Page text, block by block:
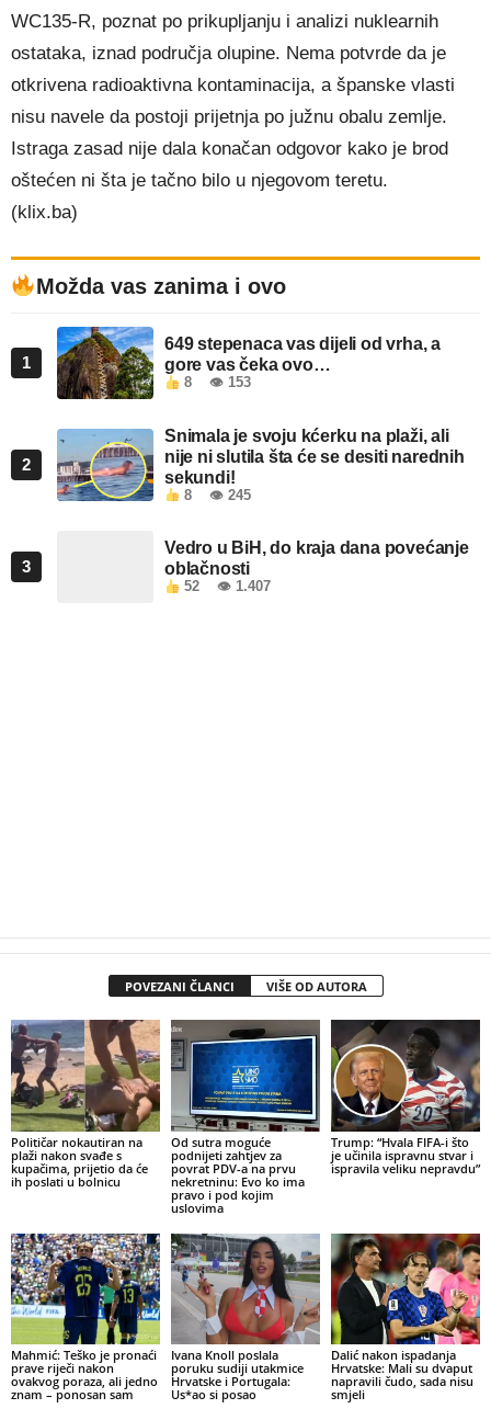
WC135-R, poznat po prikupljanju i analizi nuklearnih
ostataka, iznad područja olupine. Nema potvrde da je
otkrivena radioaktivna kontaminacija, a španske vlasti
nisu navele da postoji prijetnja po južnu obalu zemlje.
Istraga zasad nije dala konačan odgovor kako je brod
oštećen ni šta je tačno bilo u njegovom teretu.
(klix.ba)
Možda vas zanima i ovo
1
649 stepenaca vas dijeli od vrha, a
gore vas čeka ovo…
8 👁 153
2
Snimala je svoju kćerku na plaži, ali
nije ni slutila šta će se desiti narednih
sekundi!
8 👁 245
3
Vedro u BiH, do kraja dana povećanje
oblačnosti
52 👁 1.407
POVEZANI ČLANCI VIŠE OD AUTORA
Političar nokautiran na
plaži nakon svađe s
kupačima, prijetio da će
ih poslati u bolnicu
Od sutra moguće
podnijeti zahtjev za
povrat PDV-a na prvu
nekretninu: Evo ko ima
pravo i pod kojim
uslovima
Trump: “Hvala FIFA-i što
je učinila ispravnu stvar i
ispravila veliku nepravdu”
Mahmić: Teško je pronaći
prave riječi nakon
ovakvog poraza, ali jedno
znam – ponosan sam
Ivana Knoll poslala
poruku sudiji utakmice
Hrvatske i Portugala:
Us*ao si posao
Dalić nakon ispadanja
Hrvatske: Mali su dvaput
napravili čudo, sada nisu
smjeli